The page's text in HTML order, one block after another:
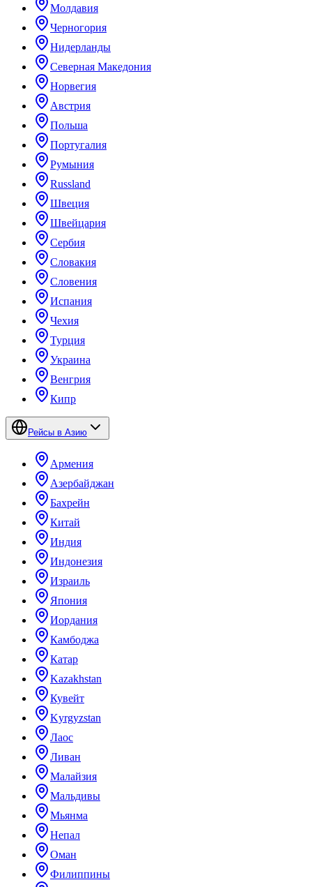
Молдавия
Черногория
Нидерланды
Северная Македония
Норвегия
Австрия
Польша
Португалия
Румыния
Russland
Швеция
Швейцария
Сербия
Словакия
Словения
Испания
Чехия
Турция
Украина
Венгрия
Кипр
Рейсы в Азию
Армения
Азербайджан
Бахрейн
Китай
Индия
Индонезия
Израиль
Япония
Иордания
Камбоджа
Катар
Kazakhstan
Кувейт
Kyrgyzstan
Лаос
Ливан
Малайзия
Мальдивы
Мьянма
Непал
Оман
Филиппины